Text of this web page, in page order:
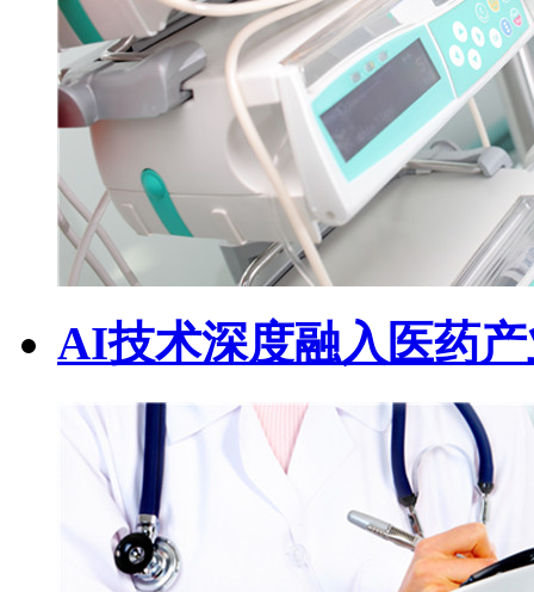
AI技术深度融入医药